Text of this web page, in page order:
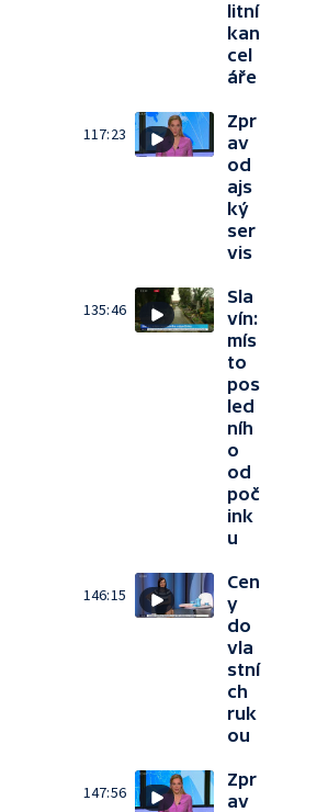
litní
kan
cel
áře
117:23
Zpr
av
od
ajs
ký
ser
vis
135:46
Sla
vín:
mís
to
pos
led
níh
o
od
poč
ink
u
146:15
Cen
y
do
vla
stní
ch
ruk
ou
147:56
Zpr
av